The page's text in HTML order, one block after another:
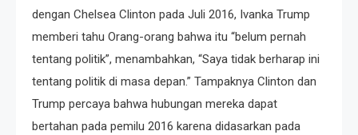
dengan Chelsea Clinton pada Juli 2016, Ivanka Trump
memberi tahu Orang-orang bahwa itu “belum pernah
tentang politik”, menambahkan, “Saya tidak berharap ini
tentang politik di masa depan.” Tampaknya Clinton dan
Trump percaya bahwa hubungan mereka dapat
bertahan pada pemilu 2016 karena didasarkan pada